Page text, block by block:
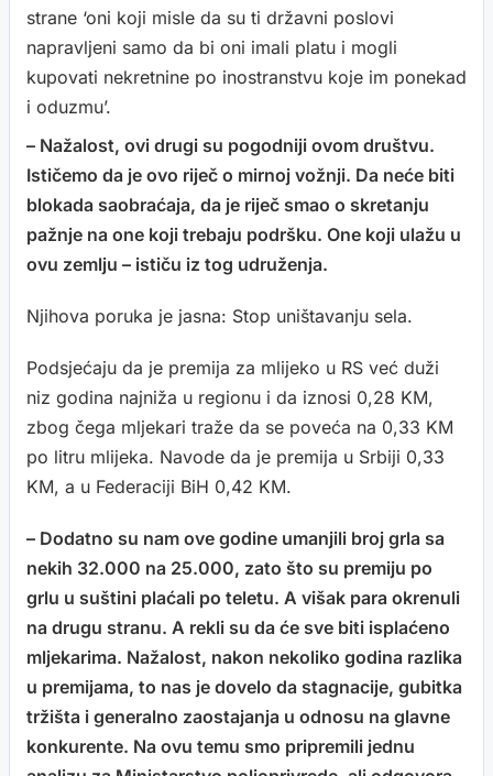
strane ‘oni koji misle da su ti državni poslovi
napravljeni samo da bi oni imali platu i mogli
kupovati nekretnine po inostranstvu koje im ponekad
i oduzmu’.
– Nažalost, ovi drugi su pogodniji ovom društvu.
Ističemo da je ovo riječ o mirnoj vožnji. Da neće biti
blokada saobraćaja, da je riječ smao o skretanju
pažnje na one koji trebaju podršku. One koji ulažu u
ovu zemlju – ističu iz tog udruženja.
Njihova poruka je jasna: Stop uništavanju sela.
Podsjećaju da je premija za mlijeko u RS već duži
niz godina najniža u regionu i da iznosi 0,28 KM,
zbog čega mljekari traže da se poveća na 0,33 KM
po litru mlijeka. Navode da je premija u Srbiji 0,33
KM, a u Federaciji BiH 0,42 KM.
– Dodatno su nam ove godine umanjili broj grla sa
nekih 32.000 na 25.000, zato što su premiju po
grlu u suštini plaćali po teletu. A višak para okrenuli
na drugu stranu. A rekli su da će sve biti isplaćeno
mljekarima. Nažalost, nakon nekoliko godina razlika
u premijama, to nas je dovelo da stagnacije, gubitka
tržišta i generalno zaostajanja u odnosu na glavne
konkurente. Na ovu temu smo pripremili jednu